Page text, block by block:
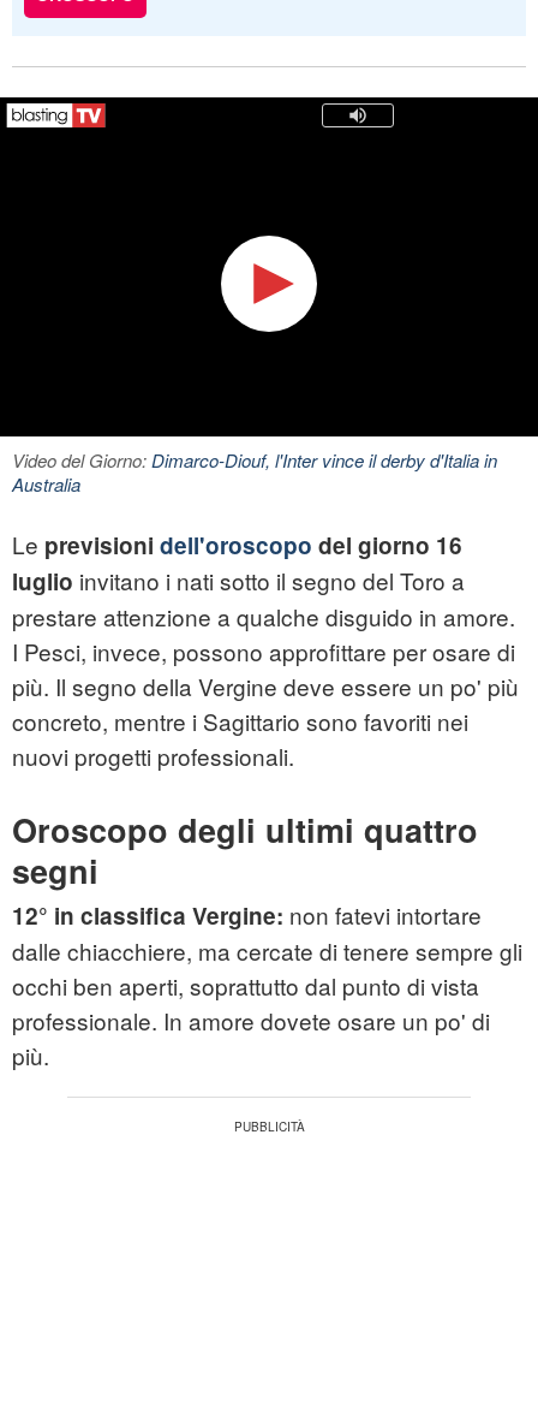
Video del Giorno:Dimarco-Diouf, l'Inter vince il derby d'Italia in
Australia
Le previsioni dell'oroscopo del giorno 16
luglio invitano i nati sotto il segno del Toro a
prestare attenzione a qualche disguido in amore.
I Pesci, invece, possono approfittare per osare di
più. Il segno della Vergine deve essere un po' più
concreto, mentre i Sagittario sono favoriti nei
nuovi progetti professionali.
Oroscopo degli ultimi quattro
segni
12° in classifica Vergine: non fatevi intortare
dalle chiacchiere, ma cercate di tenere sempre gli
occhi ben aperti, soprattutto dal punto di vista
professionale. In amore dovete osare un po' di
più.